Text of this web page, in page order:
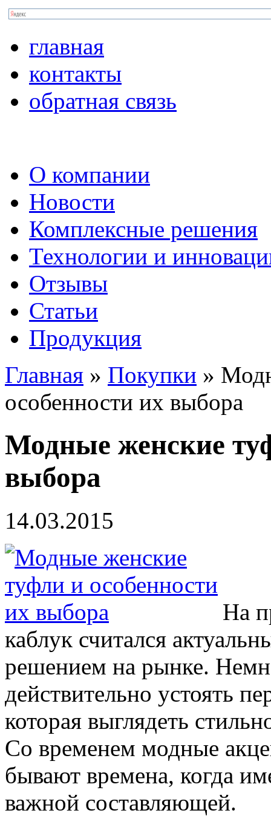
главная
контакты
обратная связь
О компании
Новости
Комплексные решения
Технологии и
Отзывы
Статьи
Продукция
Главная » Покупки »
особенности их выбора
Модные женские
выбора
14.03.2015
На
каблук считался
решением на рынке.
действительно устоять
которая выглядеть
Со временем модные
бывают времена, когда
важной составляющей.